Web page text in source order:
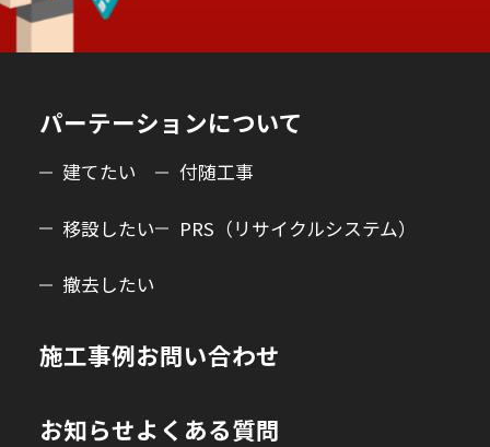
パーテーションについて
建てたい
移設したい
撤去したい
付随工事
PRS（リサイクルシステム）
施工事例
お知らせ
お問い合わせ
よくある質問